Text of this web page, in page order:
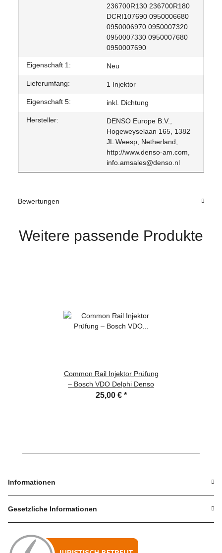
236700R130 236700R180
DCRI107690 0950006680
0950006970 0950007320
0950007330 0950007680
0950007690
Eigenschaft 1: Neu
Lieferumfang: 1 Injektor
Eigenschaft 5: inkl. Dichtung
Hersteller:
DENSO Europe B.V.,
Hogeweyselaan 165, 1382
JL Weesp, Netherland,
http://www.denso-am.com,
info.amsales@denso.nl
Bewertungen
Weitere passende Produkte
Common Rail Injektor Prüfung
– Bosch VDO Delphi Denso
25,00 € *
Informationen
Gesetzliche Informationen